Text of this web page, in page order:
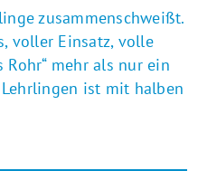
zusammenschweißt.
voller Einsatz, volle
mehr als nur ein
ist mit halben